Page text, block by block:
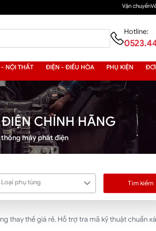
Vận chuyển
Hotline:
NỘI THẤT ĐIỆN - ĐIỀU HÒA PHỤ KIỆN
CHÍNH HÃNG
thống máy phát điện
Loại phụ tùng Tìm kiếm
thay thế giá rẻ. Hỗ trợ tra mã kỹ thuật chuẩn